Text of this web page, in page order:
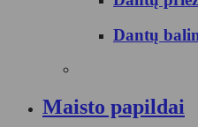
Dantų
Maisto papildai